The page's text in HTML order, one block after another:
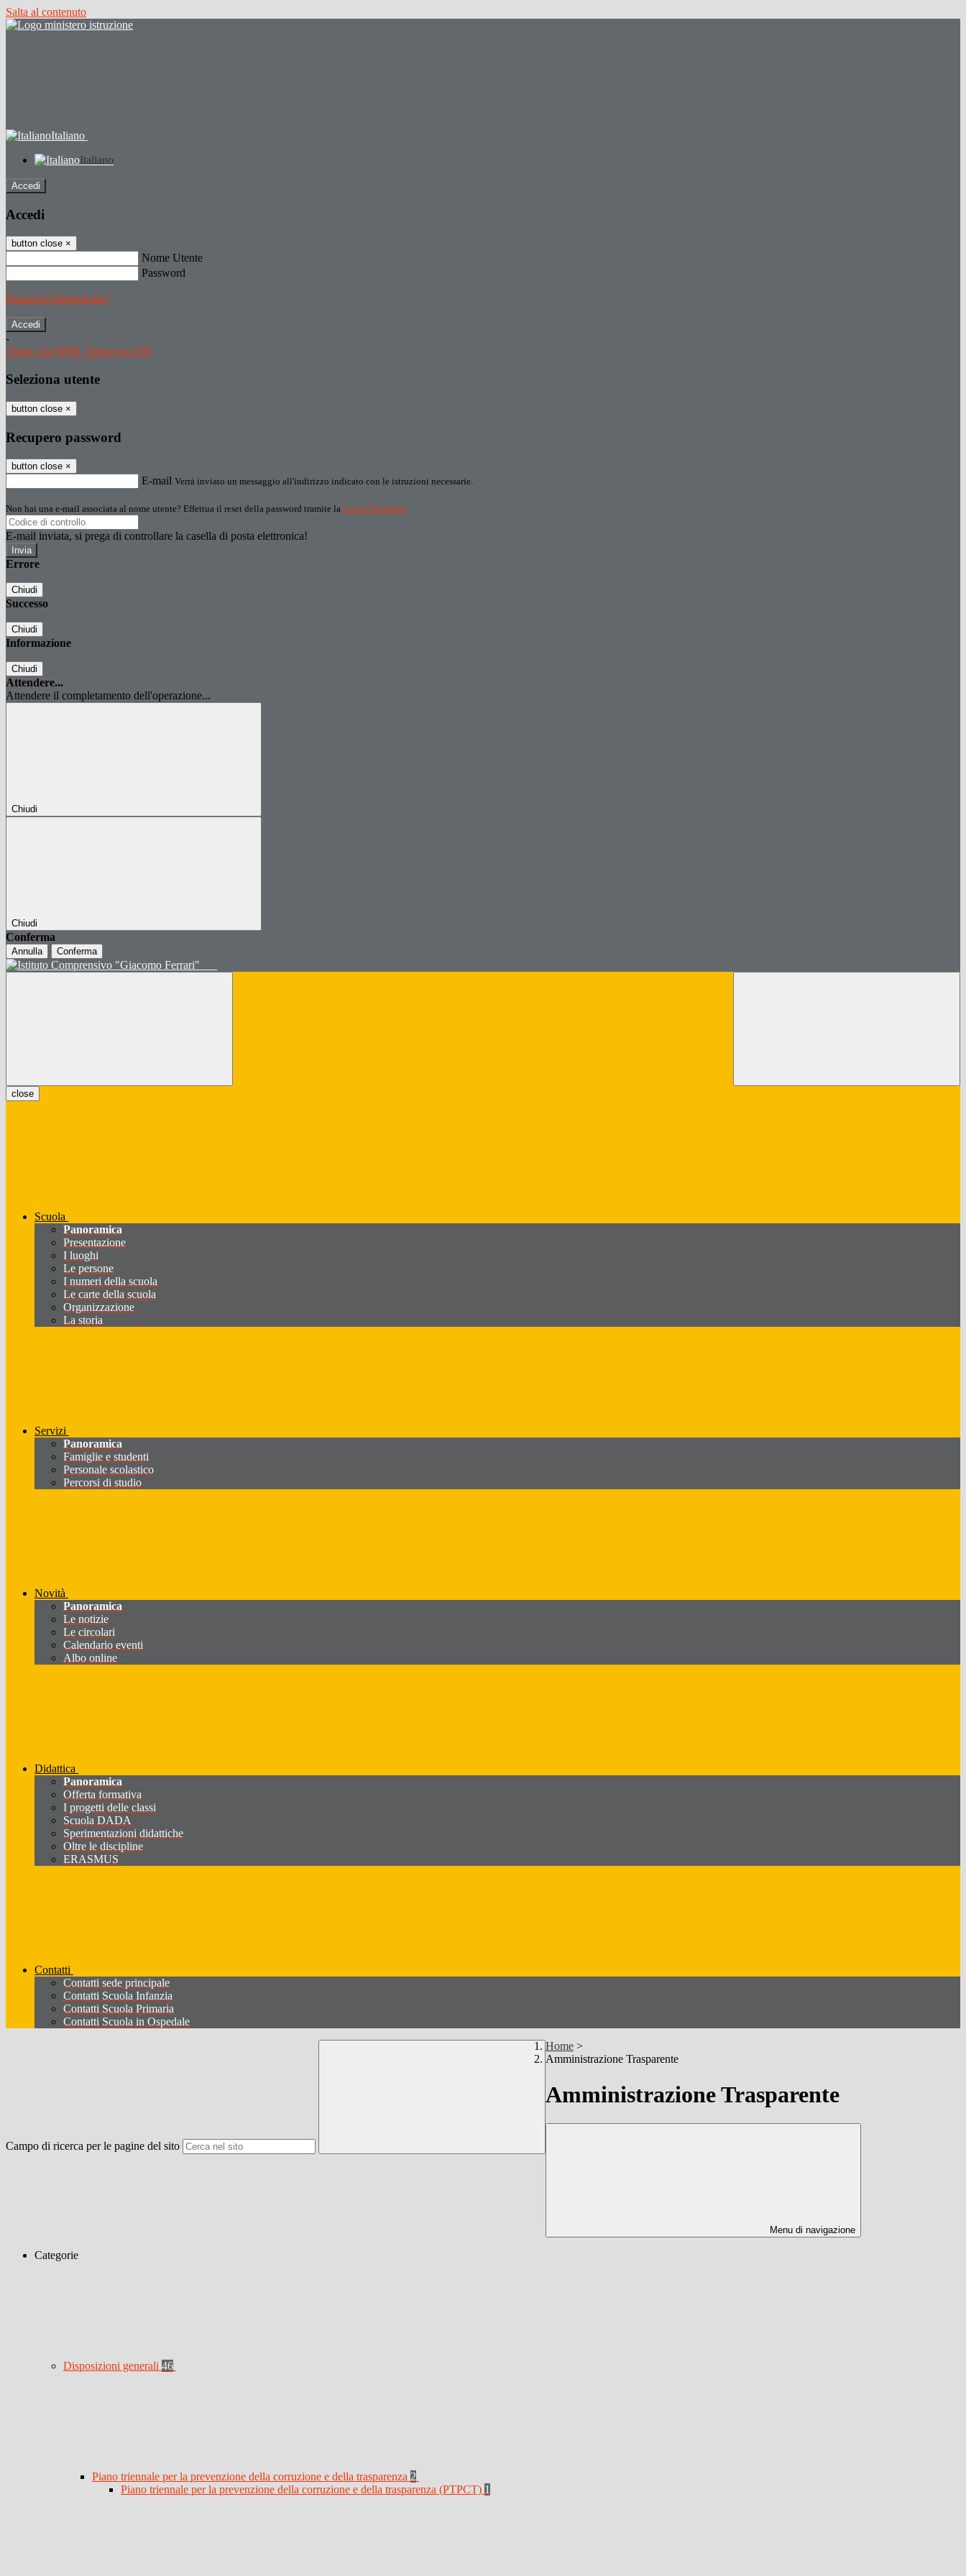
Salta al contenuto
Italiano
Italiano
Accedi
Accedi
button close ×
Nome Utente
Password
Password dimenticata?
-
Entra con SPID Entra con CIE
Seleziona utente
button close ×
Recupero password
button close ×
E-mail Verrà inviato un messaggio all'indirizzo indicato con le istruzioni necessarie.
Non hai una e-mail associata al nome utente? Effettua il reset della password tramite la Login Spaggiari
E-mail inviata, si prega di controllare la casella di posta elettronica!
Errore
Chiudi
Successo
Chiudi
Informazione
Chiudi
Attendere...
Attendere il completamento dell'operazione...
Chiudi
Chiudi
Conferma
Annulla Conferma
close
Scuola
Panoramica
Presentazione
I luoghi
Le persone
I numeri della scuola
Le carte della scuola
Organizzazione
La storia
Servizi
Panoramica
Famiglie e studenti
Personale scolastico
Percorsi di studio
Novità
Panoramica
Le notizie
Le circolari
Calendario eventi
Albo online
Didattica
Panoramica
Offerta formativa
I progetti delle classi
Scuola DADA
Sperimentazioni didattiche
Oltre le discipline
ERASMUS
Contatti
Contatti sede principale
Contatti Scuola Infanzia
Contatti Scuola Primaria
Contatti Scuola in Ospedale
Campo di ricerca per le pagine del sito
Home >
Amministrazione Trasparente
Amministrazione Trasparente
Menu di navigazione
Categorie
Disposizioni generali 46
Piano triennale per la prevenzione della corruzione e della trasparenza 2
Piano triennale per la prevenzione della corruzione e della trasparenza (PTPCT) 1